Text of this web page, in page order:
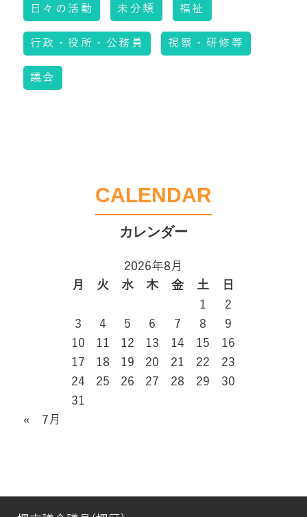
日々の活動 未分類 福祉
行政・役所・公務員 視察・研修等
議会
CALENDAR
2026年8月
月
火 水 木 金 土
日
1
2
3
4 5 6 7 8
9
10
11 12 13 14 15
16
17
18 19 20 21 22
23
24
25 26 27 28 29
30
31
« 7月